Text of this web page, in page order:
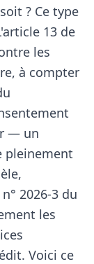
? Ce type
13 de
les
à compter
— un
pleinement
2026-3 du
les
Voici ce